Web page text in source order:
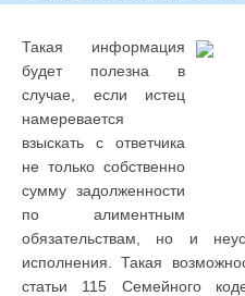
Такая информация
будет полезна в
случае, если истец
намеревается
взыскать с ответчика
не только собственно
сумму задолженности
по алиментным
обязательствам, но и
исполнения. Такая
статьи 115 Семейного